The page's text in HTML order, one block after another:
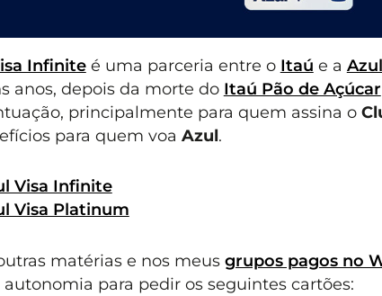
Infiniteé uma parceria entre o Itaú e a
anos, depois da morte do Itaú Pão de Açúcar
principalmente para quem assina o
para quem voa Azul.
Visa Infinite
Visa Platinum
matérias e nos meus grupos pagos no
para pedir os seguintes cartões: